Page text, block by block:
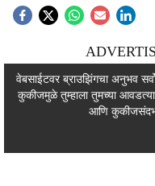
वेबसाईटवर ब्राउझिंगचा अनुभव
कुकीजमुळे तुम्हाला तुमच्या
आणि